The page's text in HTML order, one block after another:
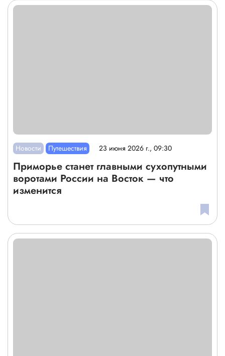
Новости Путешествия 23 июня 2026 г., 09:30
Приморье станет главными сухопутными
воротами России на Восток — что
изменится